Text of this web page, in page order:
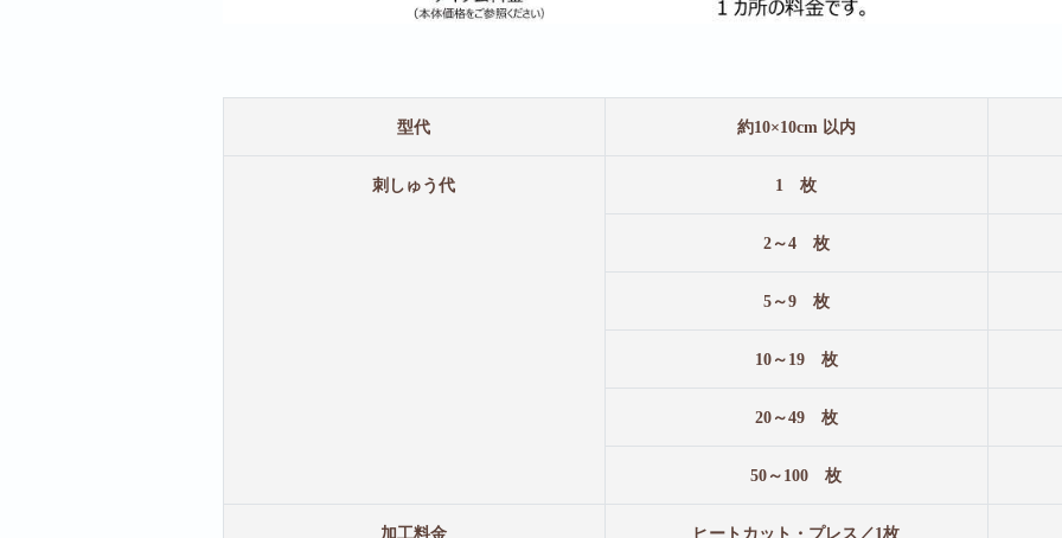
型代 約10×10cm 以内
刺しゅう代 1 枚
2～4 枚
5～9 枚
10～19 枚
20～49 枚
50～100 枚
加工料金 ヒートカット・プレス／1枚